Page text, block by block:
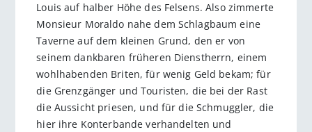
Louis auf halber Höhe des Felsens. Also zimmerte
Monsieur Moraldo nahe dem Schlagbaum eine
Taverne auf dem kleinen Grund, den er von
seinem dankbaren früheren Dienstherrn, einem
wohlhabenden Briten, für wenig Geld bekam; für
die Grenzgänger und Touristen, die bei der Rast
die Aussicht priesen, und für die Schmuggler, die
hier ihre Konterbande verhandelten und